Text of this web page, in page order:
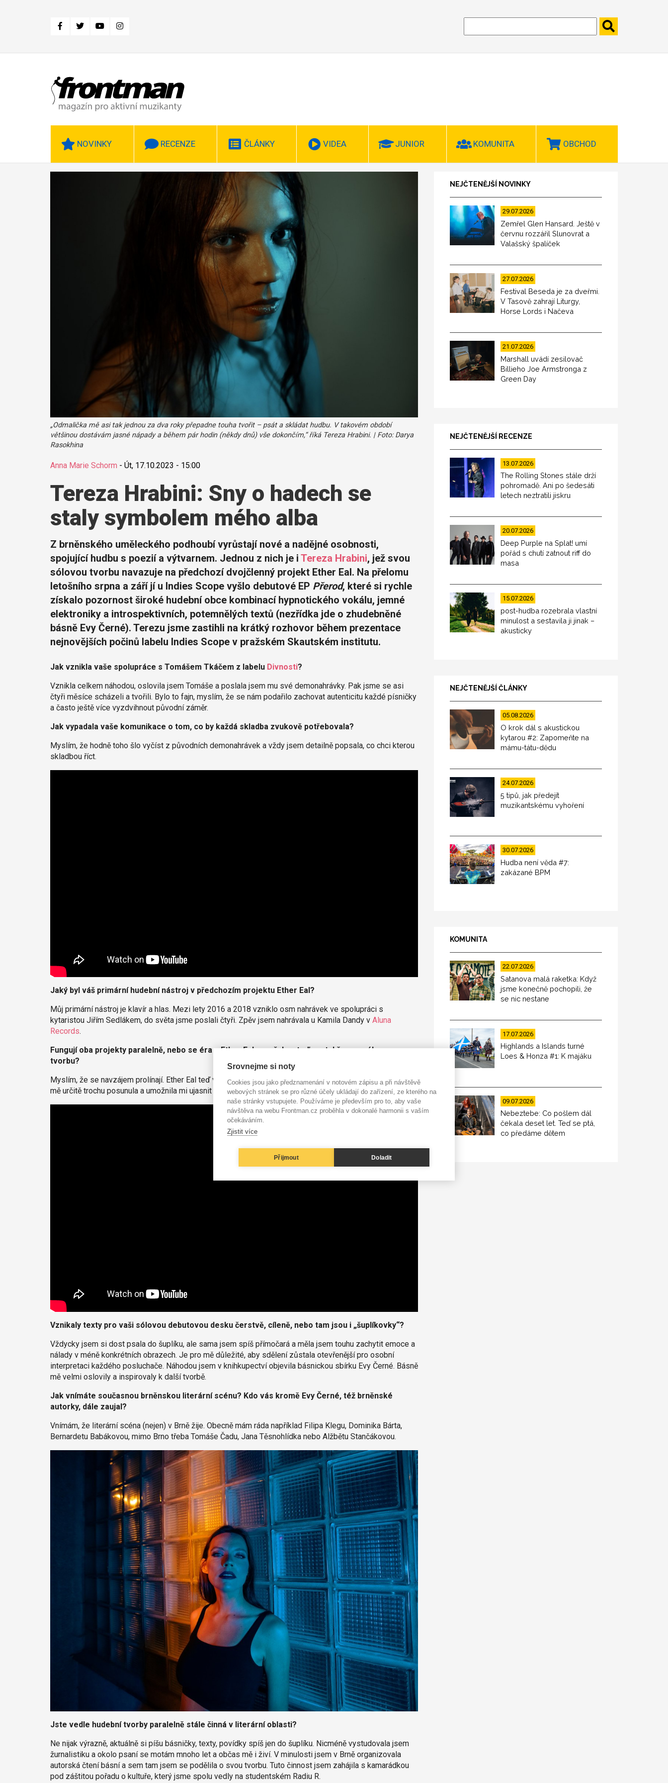
NOVINKY RECENZE ČLÁNKY VIDEA JUNIOR KOMUNITA OBCHOD
„Odmalička mě asi tak jednou za dva roky přepadne touha tvořit – psát a skládat hudbu. V takovém období
většinou dostávám jasné nápady a během pár hodin (někdy dnů) vše dokončím,“ říká Tereza Hrabini. | Foto: Darya
Rasokhina
Anna Marie Schorm - Út, 17.10.2023 - 15:00
Tereza Hrabini: Sny o hadech se
staly symbolem mého alba
Z brněnského uměleckého podhoubí vyrůstají nové a nadějné osobnosti,
spojující hudbu s poezií a výtvarnem. Jednou z nich je i Tereza Hrabini, jež svou
sólovou tvorbu navazuje na předchozí dvojčlenný projekt Ether Eal. Na přelomu
letošního srpna a září jí u Indies Scope vyšlo debutové EP Přerod, které si rychle
získalo pozornost široké hudební obce kombinací hypnotického vokálu, jemné
elektroniky a introspektivních, potemnělých textů (nezřídka jde o zhudebněné
básně Evy Černé). Terezu jsme zastihli na krátký rozhovor během prezentace
nejnovějších počinů labelu Indies Scope v pražském Skautském institutu.
Jak vznikla vaše spolupráce s Tomášem Tkáčem z labelu Divnosti?
Vznikla celkem náhodou, oslovila jsem Tomáše a poslala jsem mu své demonahrávky. Pak jsme se asi
čtyři měsíce scházeli a tvořili. Bylo to fajn, myslím, že se nám podařilo zachovat autenticitu každé písničky
a často ještě více vyzdvihnout původní záměr.
Jak vypadala vaše komunikace o tom, co by každá skladba zvukově potřebovala?
Myslím, že hodně toho šlo vyčíst z původních demonahrávek a vždy jsem detailně popsala, co chci kterou
skladbou říct.
Jaký byl váš primární hudební nástroj v předchozím projektu Ether Eal?
Můj primární nástroj je klavír a hlas. Mezi lety 2016 a 2018 vzniklo osm nahrávek ve spolupráci s
kytaristou Jiřím Sedlákem, do světa jsme poslali čtyři. Zpěv jsem nahrávala u Kamila Dandy v Aluna
Records.
Fungují oba projekty paralelně, nebo se éra s Ether Eal uzavřela a teď nastal čas na sólovou
tvorbu?
Myslím, že se navzájem prolínají. Ether Eal teď vnímám jako své první album – nebo spíš EP, jehož tvorba
mě určitě trochu posunula a umožnila mi ujasnit si, jakým směrem bych se dál chtěla vydat.
Vznikaly texty pro vaši sólovou debutovou desku čerstvě, cíleně, nebo tam jsou i „šuplíkovky“?
Vždycky jsem si dost psala do šuplíku, ale sama jsem spíš přímočará a měla jsem touhu zachytit emoce a
nálady v méně konkrétních obrazech. Je pro mě důležité, aby sdělení zůstala otevřenější pro osobní
interpretaci každého posluchače. Náhodou jsem v knihkupectví objevila básnickou sbírku Evy Černé. Básně
mě velmi oslovily a inspirovaly k další tvorbě.
Jak vnímáte současnou brněnskou literární scénu? Kdo vás kromě Evy Černé, též brněnské
autorky, dále zaujal?
Vnímám, že literární scéna (nejen) v Brně žije. Obecně mám ráda například Filipa Klegu, Dominika Bárta,
Bernardetu Babákovou, mimo Brno třeba Tomáše Čadu, Jana Těsnohlídka nebo Alžbětu Stančákovou.
Jste vedle hudební tvorby paralelně stále činná v literární oblasti?
Ne nijak výrazně, aktuálně si píšu básničky, texty, povídky spíš jen do šuplíku. Nicméně vystudovala jsem
žurnalistiku a okolo psaní se motám mnoho let a občas mě i živí. V minulosti jsem v Brně organizovala
autorská čtení básní a sem tam jsem se podělila o svou tvorbu. Tuto činnost jsem zahájila s kamarádkou
pod záštitou pořadu o kultuře, který jsme spolu vedly na studentském Radiu R.
NEJČTENĚJŠÍ NOVINKY
29.07.2026
Zemřel Glen Hansard. Ještě v
červnu rozzářil Slunovrat a
Valašský špalíček
27.07.2026
Festival Beseda je za dveřmi.
V Tasově zahrají Liturgy,
Horse Lords i Načeva
21.07.2026
Marshall uvádí zesilovač
Billieho Joe Armstronga z
Green Day
NEJČTENĚJŠÍ RECENZE
13.07.2026
The Rolling Stones stále drží
pohromadě. Ani po šedesáti
letech neztratili jiskru
20.07.2026
Deep Purple na Splat! umí
pořád s chutí zatnout riff do
masa
15.07.2026
post-hudba rozebrala vlastní
minulost a sestavila ji jinak –
akusticky
NEJČTENĚJŠÍ ČLÁNKY
05.08.2026
O krok dál s akustickou
kytarou #2: Zapomeňte na
mámu-tátu-dědu
24.07.2026
5 tipů, jak předejít
muzikantskému vyhoření
30.07.2026
Hudba není věda #7:
zakázané BPM
KOMUNITA
22.07.2026
Satanova malá raketka: Když
jsme konečně pochopili, že
se nic nestane
17.07.2026
Highlands a Islands turné
Loes & Honza #1: K majáku
09.07.2026
Nebeztebe: Co pošlem dál
čekala deset let. Teď se ptá,
co předáme dětem
Srovnejme si noty
Cookies jsou jako předznamenání v notovém zápisu a při návštěvě
webových stránek se pro různé účely ukládají do zařízení, ze kterého na
naše stránky vstupujete. Používáme je především pro to, aby vaše
návštěva na webu Frontman.cz proběhla v dokonalé harmonii s vaším
očekáváním.
Zjistit více
Přijmout Doladit